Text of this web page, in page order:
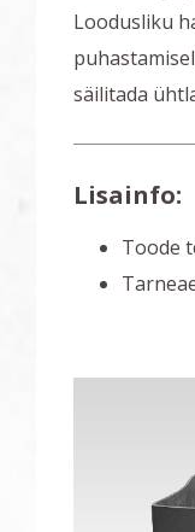
Loodusliku
säilitada
Lisainfo:
Toode